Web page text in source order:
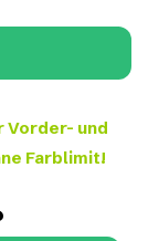
Vorder- und
Farblimit!